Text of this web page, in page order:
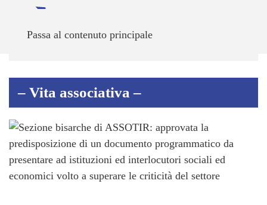
Passa al contenuto principale
– Vita associativa –